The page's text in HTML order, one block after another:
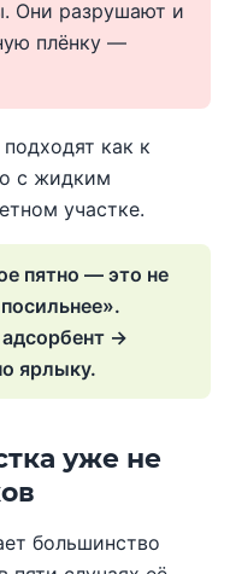
Они разрушают и
плёнку —
как к
с жидким
участке.
пятно — это не
→
ярлыку.
уже не
большинство